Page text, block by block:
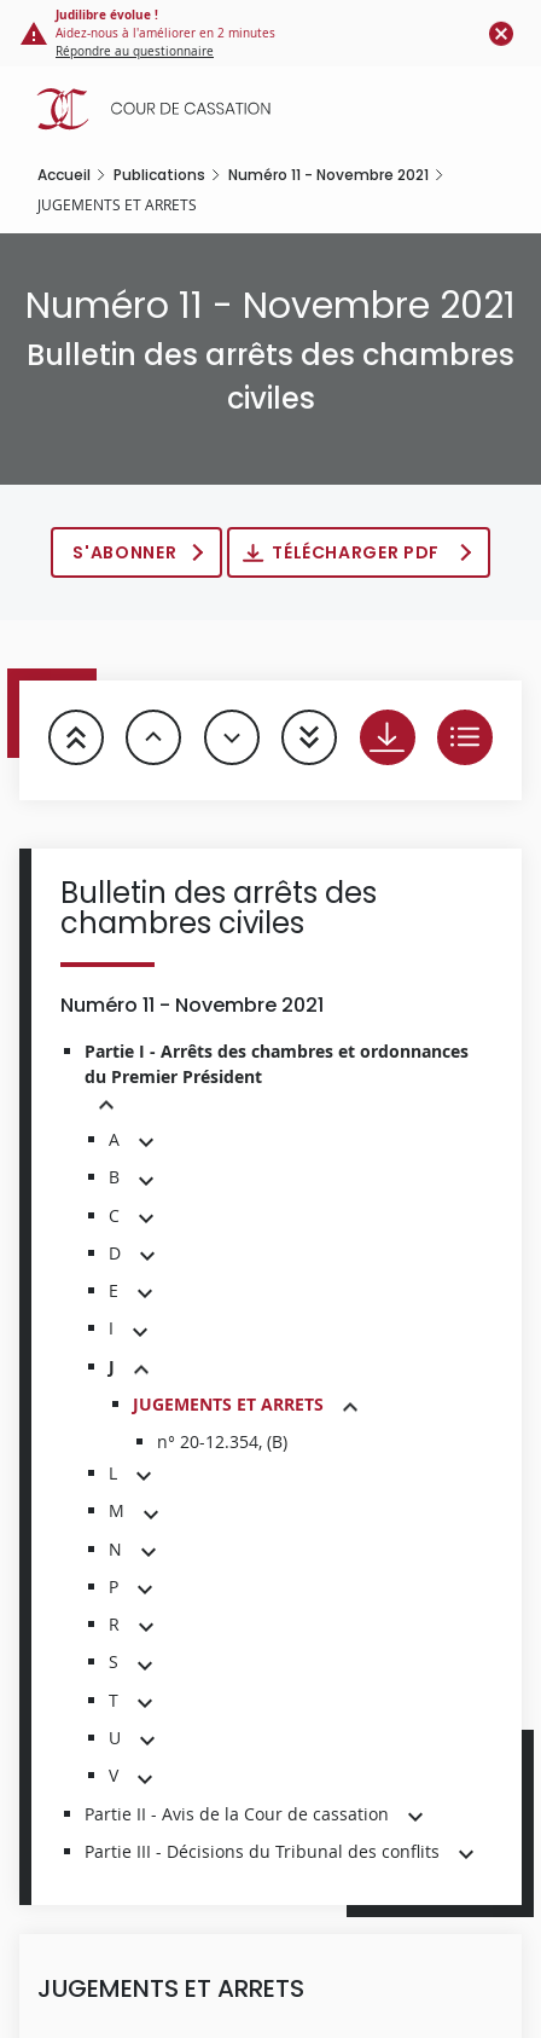
Panneau de gestion des cookies
contenu
principal
Judilibre évolue !
Aidez-nous à l'améliorer en 2 minutes
Répondre au questionnaire
Accueil Publications Numéro 11 - Novembre 2021
JUGEMENTS ET ARRETS
Numéro 11 - Novembre 2021
Bulletin des arrêts des chambres
civiles
S'ABONNER TÉLÉCHARGER PDF
Bulletin des arrêts des
chambres civiles
Numéro 11 - Novembre 2021
Partie I - Arrêts des chambres et ordonnances
du Premier Président
A
B
C
D
E
I
J
JUGEMENTS ET ARRETS
n° 20-12.354, (B)
L
M
N
P
R
S
T
U
V
Partie II - Avis de la Cour de cassation
Partie III - Décisions du Tribunal des conflits
JUGEMENTS ET ARRETS